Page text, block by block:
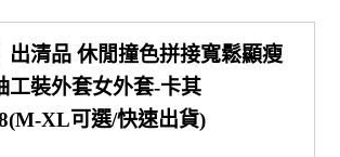
出清品 休閒撞色拼接寬鬆顯瘦
工裝外套女外套-卡其
XL可選/快速出貨)